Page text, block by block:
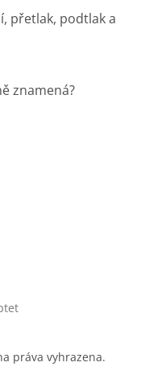
přetlak, podtlak a
znamená?
práva vyhrazena.